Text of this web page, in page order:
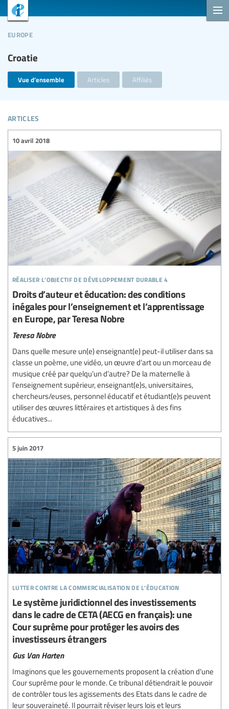
Croatie
europe
Vue d’ensemble Articles Affiliés
articles
réaliser l’objectif de développement durable 4
10 avril 2018
Droits d’auteur et éducation: des conditions
inégales pour l’enseignement et l’apprentissage
en Europe, par Teresa Nobre
Teresa Nobre
Dans quelle mesure un(e) enseignant(e) peut-il utiliser dans sa
classe un poème, une vidéo, un œuvre d’art ou un morceau de
musique créé par quelqu’un d’autre? De la maternelle à
l’enseignement supérieur, enseignant(e)s, universitaires,
chercheurs/euses, personnel éducatif et étudiant(e)s peuvent
utiliser des œuvres littéraires et artistiques à des fins
éducatives...
lutter contre la commercialisation de l’éducation
5 juin 2017
Le système juridictionnel des investissements
dans le cadre de CETA (AECG en français): une
Cour suprême pour protéger les avoirs des
investisseurs étrangers
Gus Van Harten
Imaginons que les gouvernements proposent la création d'une
Cour suprême pour le monde. Ce tribunal détiendrait le pouvoir
de contrôler tous les agissements des Etats dans le cadre de
leur souveraineté. Il pourrait réviser leurs lois et leurs